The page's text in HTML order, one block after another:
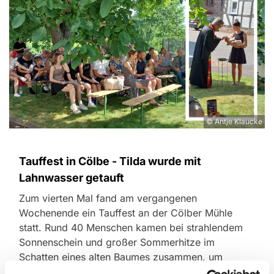
© Antje Klaucke
Tauffest in Cölbe - Tilda wurde mit
Lahnwasser getauft
Zum vierten Mal fand am vergangenen
Wochenende ein Tauffest an der Cölber Mühle
statt. Rund 40 Menschen kamen bei strahlendem
Sonnenschein und großer Sommerhitze im
Schatten eines alten Baumes zusammen, um
miteinander Gottesdienst und eine Taufe zu feiern.